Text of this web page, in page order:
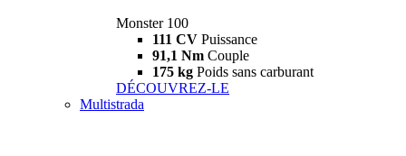
Monster 100
111 CV Puissance
91,1 Nm Couple
175 kg Poids sans carburant
DÉCOUVREZ-LE
Multistrada